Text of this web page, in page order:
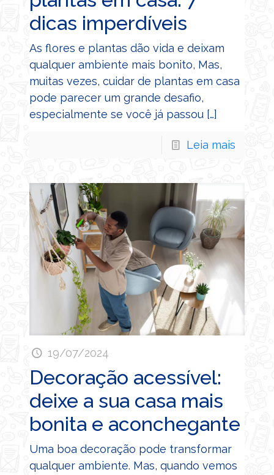
dicas imperdíveis
As flores e plantas dão vida e deixam
qualquer ambiente mais bonito, Mas,
muitas vezes, cuidar de plantas em casa
pode parecer um grande desafio,
especialmente se você já passou […]
Leia mais
19/07/2024
Decoração acessível:
deixe a sua casa mais
bonita e aconchegante
Uma boa decoração pode transformar
qualquer ambiente. Mas, quando vemos